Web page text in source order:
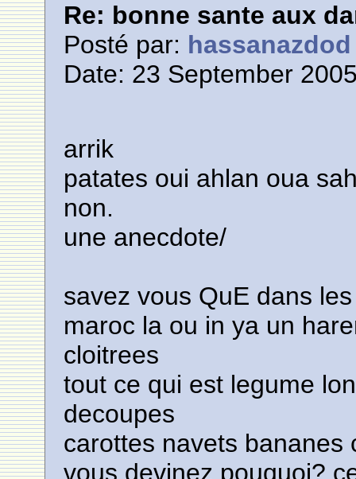
Re: bonne sante aux
Posté par: hassanazdod
Date: 23 September
arrik
patates oui ahlan oua
non.
une anecdote/
savez vous QuE dans
maroc la ou in ya un
cloitrees
tout ce qui est legume
decoupes
carottes navets bananes
vous devinez pouquoi?